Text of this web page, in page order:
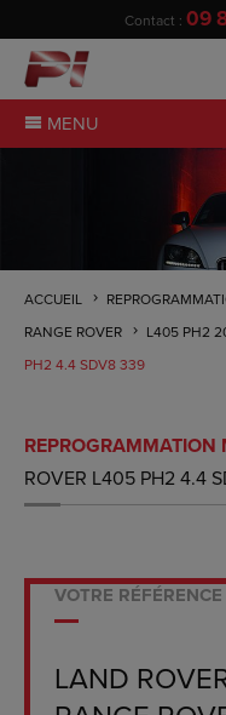
Contact : 09
MENU
ACCUEIL
RANGE ROVER
L405 PH2
PH2 4.4 SDV8 339
REPROGRAMMATION
ROVER L405 PH2 4.4
VOTRE RÉFÉRENCE
LAND